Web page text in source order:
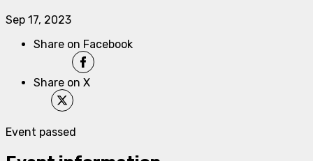
Sep 17, 2023
Share on Facebook
Share on X
Event passed